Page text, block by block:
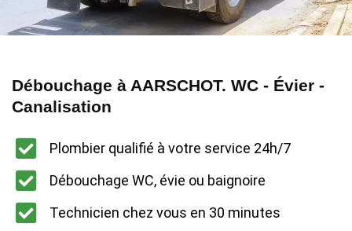
Débouchage à AARSCHOT. WC - Évier -
Canalisation
Plombier qualifié à votre service 24h/7
Débouchage WC, évie ou baignoire
Technicien chez vous en 30 minutes